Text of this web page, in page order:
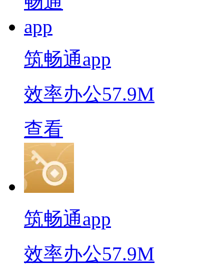
筑畅通app
效率办公57.9M
查看
筑畅通app
效率办公57.9M